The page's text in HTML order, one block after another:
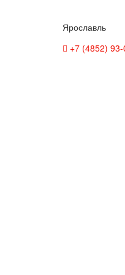
Ярославль
+7 (4852)